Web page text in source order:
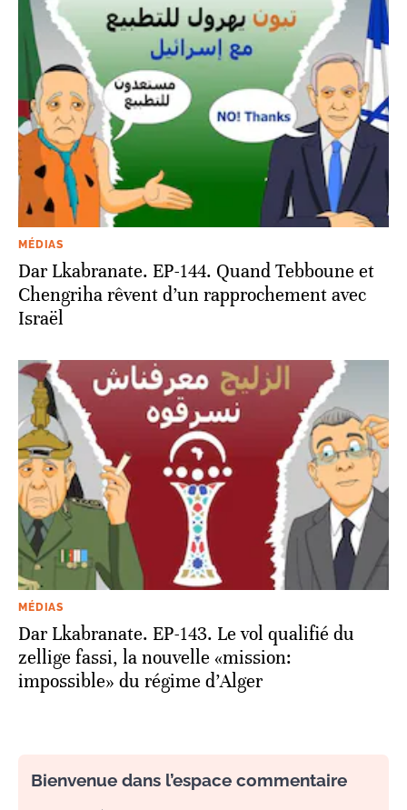
MÉDIAS
Dar Lkabranate. EP-144. Quand Tebboune et
Chengriha rêvent d’un rapprochement avec
Israël
MÉDIAS
Dar Lkabranate. EP-143. Le vol qualifié du
zellige fassi, la nouvelle «mission:
impossible» du régime d’Alger
Bienvenue dans l’espace commentaire